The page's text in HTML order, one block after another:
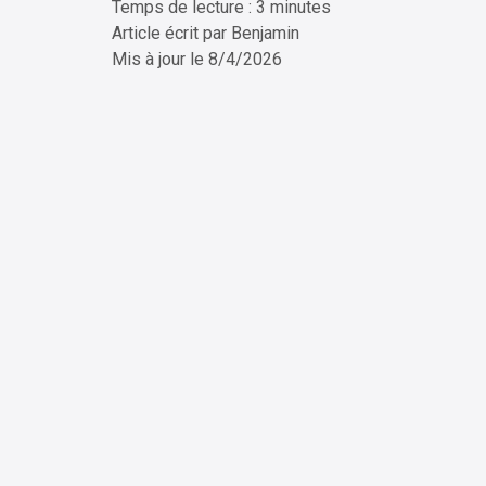
Temps de lecture : 3 minutes
Article écrit par Benjamin
Mis à jour le 8/4/2026